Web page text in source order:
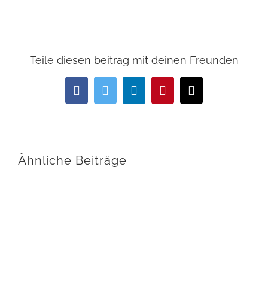
Teile diesen beitrag mit deinen Freunden
FacebookTwitterLinkedInPinterest
E-
Mail
Ähnliche Beiträge